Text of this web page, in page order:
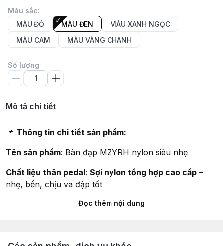
Màu sắc:
MÀU ĐỎ
MÀU ĐEN
MÀU XANH NGỌC
MÀU CAM
MÀU VÀNG CHANH
Số lượng
Mô tả chi tiết
📌 Thông tin chi tiết sản phẩm:
Tên sản phẩm: Bàn đạp MZYRH nylon siêu nhẹ
Chất liệu thân pedal: Sợi nylon tổng hợp cao cấp –
nhẹ, bền, chịu va đập tốt
Thép CRMO (Chromoly)
Đọc thêm nội dung